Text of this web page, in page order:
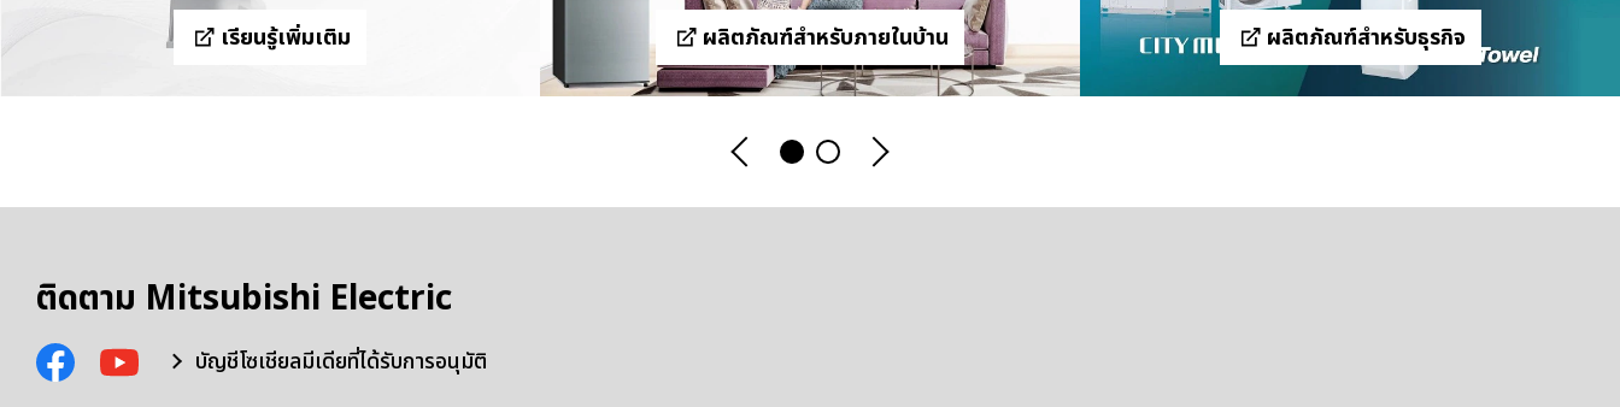
เรียนรู้เพิ่มเติม ผลิตภัณฑ์สำหรับภายในบ้าน ผลิตภัณฑ์สำหรับธุรกิจ
ติดตาม Mitsubishi Electric
บัญชีโซเชียลมีเดียที่ได้รับการอนุมัติ